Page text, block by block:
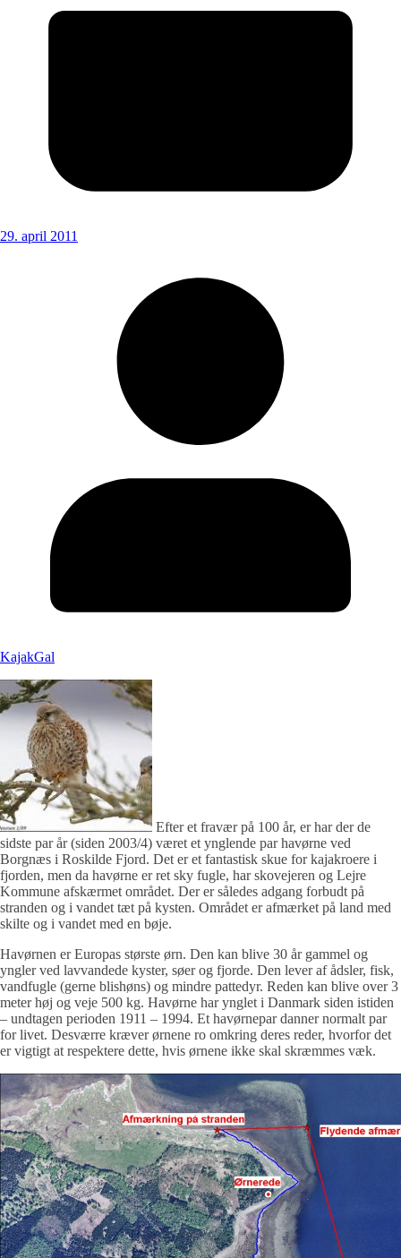
29. april 2011
KajakGal
Efter et fravær på 100 år, er har der de
sidste par år (siden 2003/4) været et ynglende par havørne ved
Borgnæs i Roskilde Fjord. Det er et fantastisk skue for kajakroere i
fjorden, men da havørne er ret sky fugle, har skovejeren og Lejre
Kommune afskærmet området. Der er således adgang forbudt på
stranden og i vandet tæt på kysten. Området er afmærket på land med
skilte og i vandet med en bøje.
Havørnen er Europas største ørn. Den kan blive 30 år gammel og
yngler ved lavvandede kyster, søer og fjorde. Den lever af ådsler, fisk,
vandfugle (gerne blishøns) og mindre pattedyr. Reden kan blive over 3
meter høj og veje 500 kg. Havørne har ynglet i Danmark siden istiden
– undtagen perioden 1911 – 1994. Et havørnepar danner normalt par
for livet. Desværre kræver ørnene ro omkring deres reder, hvorfor det
er vigtigt at respektere dette, hvis ørnene ikke skal skræmmes væk.